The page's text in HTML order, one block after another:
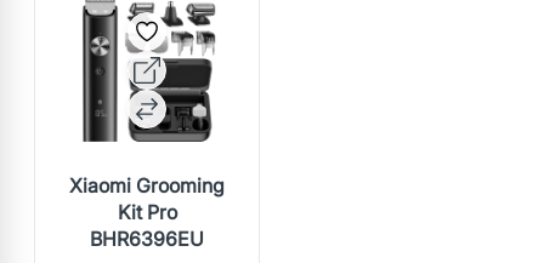
Xiaomi Grooming
Kit Pro
BHR6396EU